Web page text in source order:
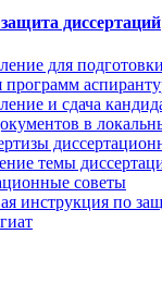
диссертаций
для
программ
и сдача
в
темы
советы
инструкция по